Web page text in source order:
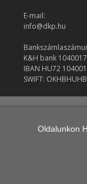
E-mail:
info@dkp.hu
K&H bank
IBAN HU72
SWIFT: OKHBHUHB
Oldalunkon